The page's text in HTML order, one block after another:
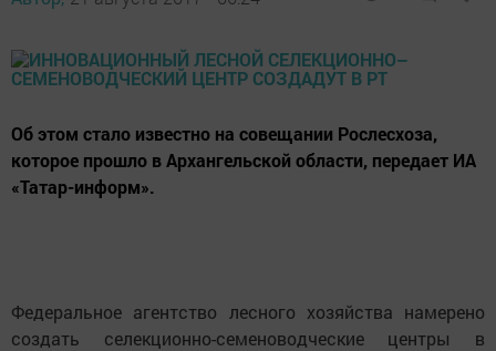
Об этом стало известно на совещании Рослесхоза,
которое прошло в Архангельской области, передает ИА
«Татар-информ».
Федеральное агентство лесного хозяйства намерено
создать селекционно-семеноводческие центры в